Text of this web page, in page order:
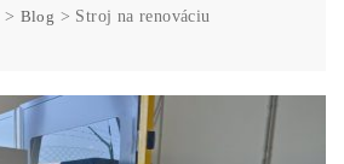
> Blog > Stroj na renováciu